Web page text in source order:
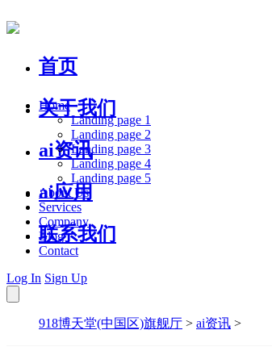
首页
关于我们
ai资讯
ai应用
联系我们
Home
Landing page 1
Landing page 2
Landing page 3
Landing page 4
Landing page 5
About Us
Services
Company
Blog
Contact
Log In Sign Up
918博天堂(中国区)旗舰厅 > ai资讯 >